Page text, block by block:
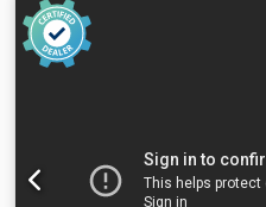
λεπτό Υποδοχή ατράκτου:
λεπτό Cjdpfx Aszar H Isa Tsrf
Εξοπλισμός/Αξεσουάρ: